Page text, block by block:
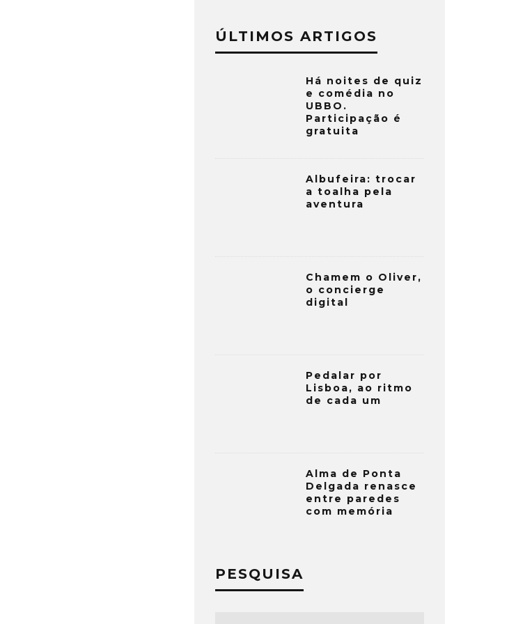
ÚLTIMOS ARTIGOS
Há noites de quiz
e comédia no
UBBO.
Participação é
gratuita
Albufeira: trocar
a toalha pela
aventura
Chamem o Oliver,
o concierge
digital
Pedalar por
Lisboa, ao ritmo
de cada um
Alma de Ponta
Delgada renasce
entre paredes
com memória
PESQUISA